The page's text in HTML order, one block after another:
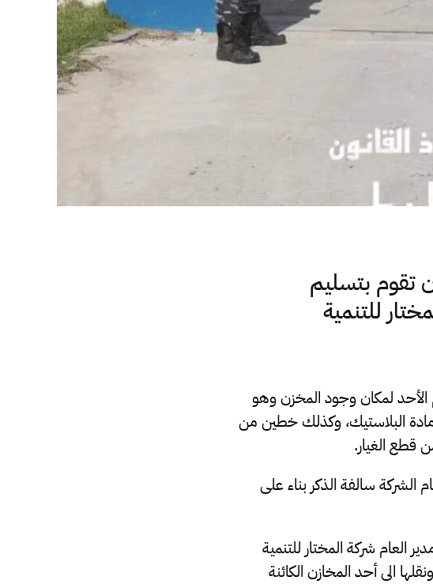
تقوم بتسليم
للتنمية
الأحد لمكان وجود المخزن وهو
البلاستيك، وكذلك خطين من
قطع الغيار.
الشركة سالفة الذكر بناء على
العام شركة المختار للتنمية
الى أحد المخازن الكائنة